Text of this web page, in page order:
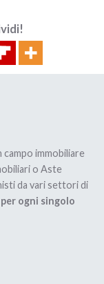
immobiliare
o Aste
da vari settori di
ogni singolo